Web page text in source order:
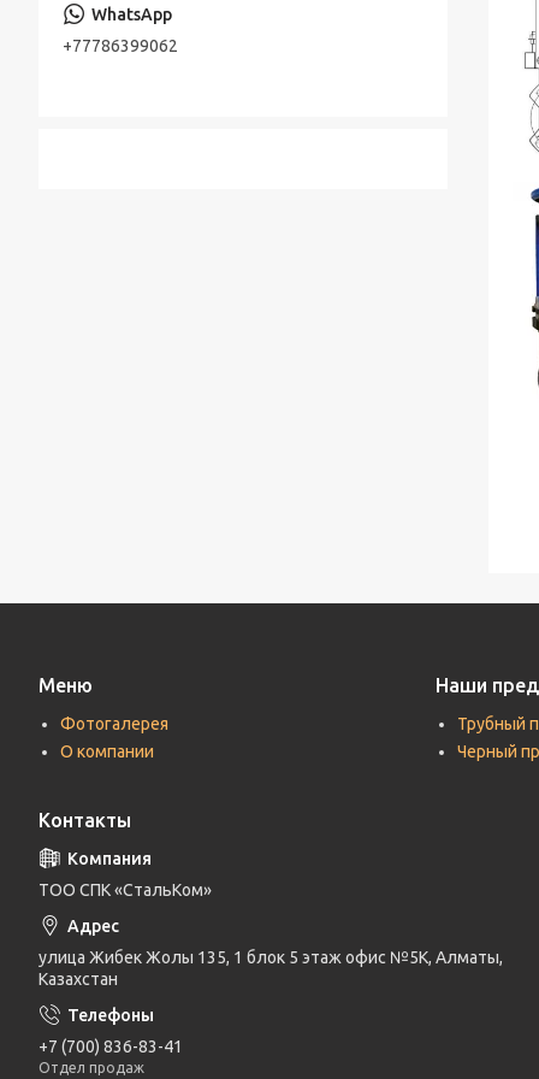
Стальная лента
Консольно-моноблочные насосы
Шестерённые насосы
+77786399062
Меню
Фотогалерея
О компании
Наши
Трубный
Черный
Контакты
ТОО СПК «СтальКом»
улица Жибек Жолы 135, 1 блок 5 этаж офис №5К, Алматы,
Казахстан
+7 (700) 836-83-41
Отдел продаж